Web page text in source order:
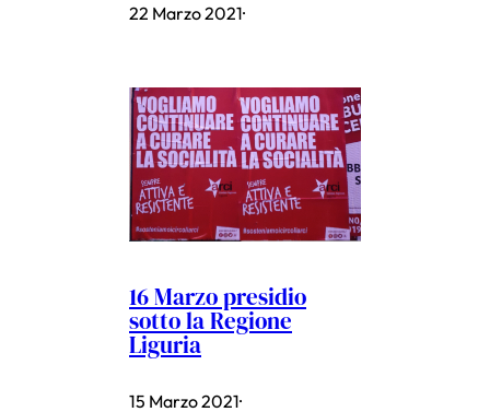
22 Marzo 2021·
16 Marzo presidio
sotto la Regione
Liguria
15 Marzo 2021·